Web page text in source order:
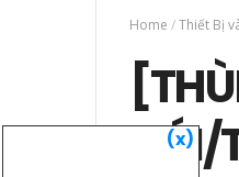
Home /Thiết Bị
CÁI/
(x)